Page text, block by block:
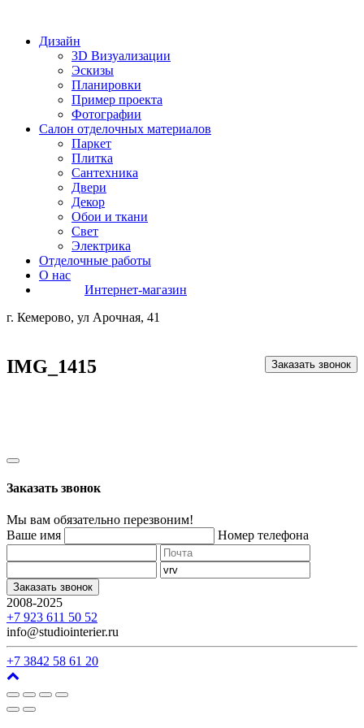
Дизайн
3D Визуализации
Эскизы
Планировки
Пример проекта
Фотографии
Салон отделочных материалов
Паркет
Плитка
Сантехника
Двери
Декор
Обои и ткани
Свет
Электрика
Отделочные работы
О нас
Интернет-магазин
г. Кемерово, ул Арочная, 41
IMG_1415 Заказать звонок
Заказать звонок
Мы вам обязательно перезвоним!
Ваше имя
Номер телефона
Заказать звонок
2008-2025
+7 923 611 50 52
info@studiointerier.ru
+7 3842 58 61 20